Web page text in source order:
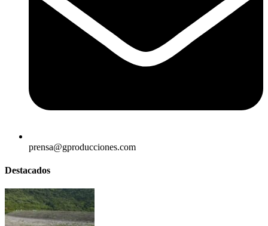
prensa@gproducciones.com
Destacados